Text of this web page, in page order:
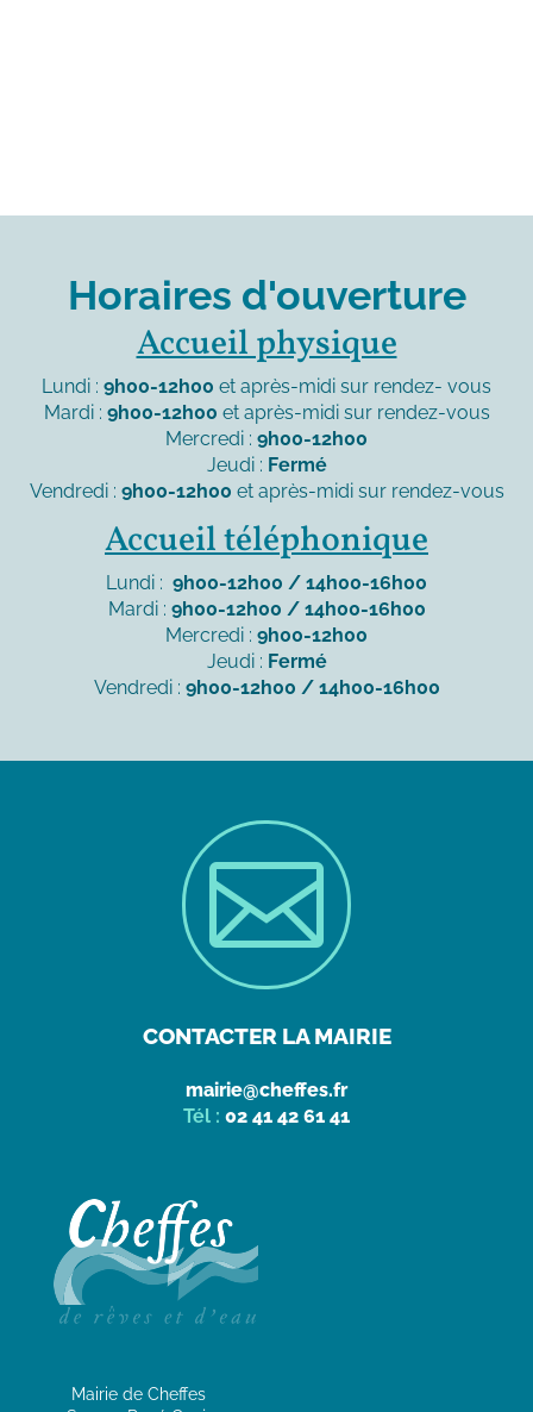
Horaires d'ouverture
Accueil physique
Lundi : 9h00-12h00 et après-midi sur rendez- vous
Mardi : 9h00-12h00 et après-midi sur rendez-vous
Mercredi : 9h00-12h00
Jeudi : Fermé
Vendredi : 9h00-12h00 et après-midi sur rendez-vous
Accueil téléphonique
Lundi : 9h00-12h00 / 14h00-16h00
Mardi : 9h00-12h00 / 14h00-16h00
Mercredi : 9h00-12h00
Jeudi : Fermé
Vendredi : 9h00-12h00 / 14h00-16h00

CONTACTER LA MAIRIE
mairie@cheffes.fr
Tél : 02 41 42 61 41
Mairie de Cheffes